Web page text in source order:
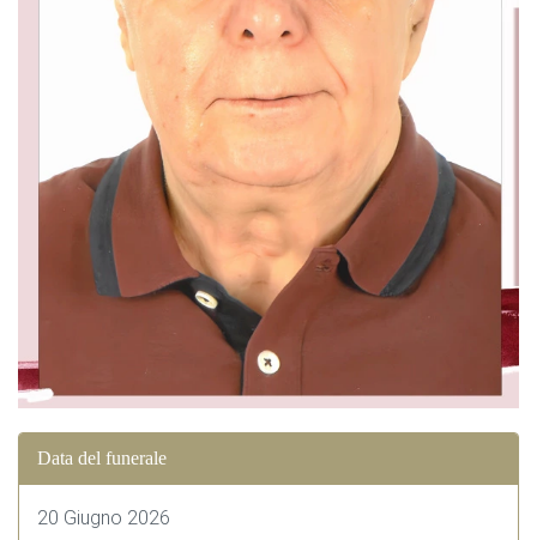
Data del funerale
20 Giugno 2026